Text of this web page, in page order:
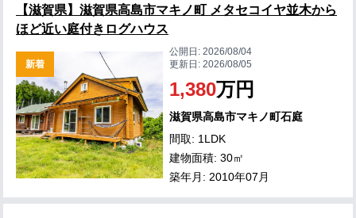
【滋賀県】滋賀県高島市マキノ町 メタセコイヤ並木から
ほど近い庭付きログハウス
新着
公開日:2026/08/04
更新日:2026/08/05
1,380万円
滋賀県高島市マキノ町石庭
間取: 1LDK
建物面積: 30㎡
築年月: 2010年07月